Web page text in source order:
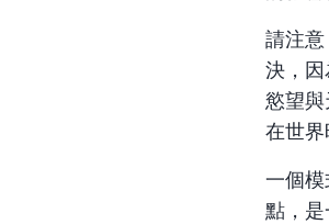
請注
決，
慾望
在世界
一個
點，是